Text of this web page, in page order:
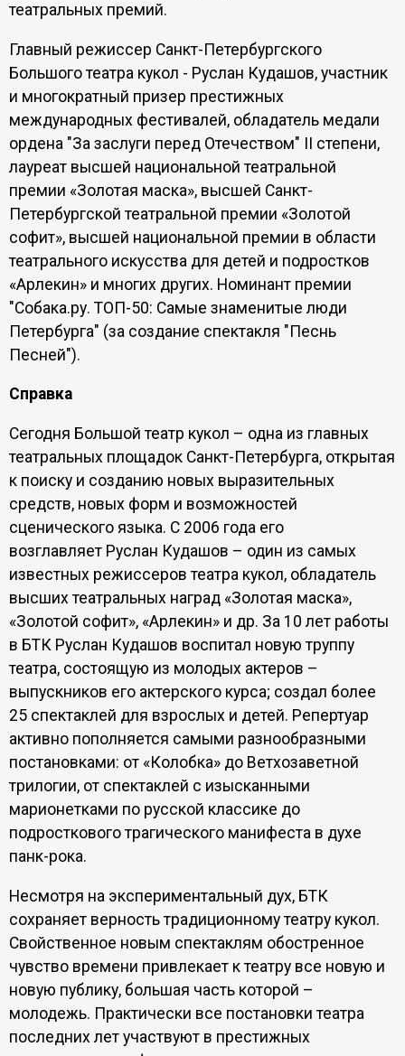
театральных премий.
Главный режиссер Санкт-Петербургского
Большого театра кукол - Руслан Кудашов, участник
и многократный призер престижных
международных фестивалей, обладатель медали
ордена "За заслуги перед Отечеством" II степени,
лауреат высшей национальной театральной
премии «Золотая маска», высшей Санкт-
Петербургской театральной премии «Золотой
софит», высшей национальной премии в области
театрального искусства для детей и подростков
«Арлекин» и многих других. Номинант премии
"Собака.ру. ТОП-50: Самые знаменитые люди
Петербурга" (за создание спектакля "Песнь
Песней").
Справка
Сегодня Большой театр кукол – одна из главных
театральных площадок Санкт-Петербурга, открытая
к поиску и созданию новых выразительных
средств, новых форм и возможностей
сценического языка. С 2006 года его
возглавляет Руслан Кудашов – один из самых
известных режиссеров театра кукол, обладатель
высших театральных наград «Золотая маска»,
«Золотой софит», «Арлекин» и др. За 10 лет работы
в БТК Руслан Кудашов воспитал новую труппу
театра, состоящую из молодых актеров –
выпускников его актерского курса; создал более
25 спектаклей для взрослых и детей. Репертуар
активно пополняется самыми разнообразными
постановками: от «Колобка» до Ветхозаветной
трилогии, от спектаклей с изысканными
марионетками по русской классике до
подросткового трагического манифеста в духе
панк-рока.
Несмотря на экспериментальный дух, БТК
сохраняет верность традиционному театру кукол.
Свойственное новым спектаклям обостренное
чувство времени привлекает к театру все новую и
новую публику, большая часть которой –
молодежь. Практически все постановки театра
последних лет участвуют в престижных